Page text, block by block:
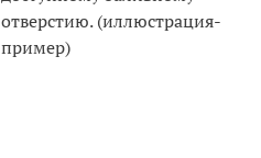
отверстию. (иллюстрация-
пример)